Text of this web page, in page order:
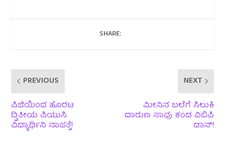
SHARE:
PREVIOUS
ಪಿಜಿಯಿಂದ ಹೊರಟ
ದ್ವಿತೀಯ ಪಿಯುಸಿ
ವಿದ್ಯಾರ್ಥಿನಿ ನಾಪತ್ತೆ!
NEXT
ಮೀನಿನ ಬಲೆಗೆ ಸಿಲುಕಿ
ದಾರುಣ ಸಾವು ಕಂಡ ವಿಬಿಪಿ
ಡಾನ್!